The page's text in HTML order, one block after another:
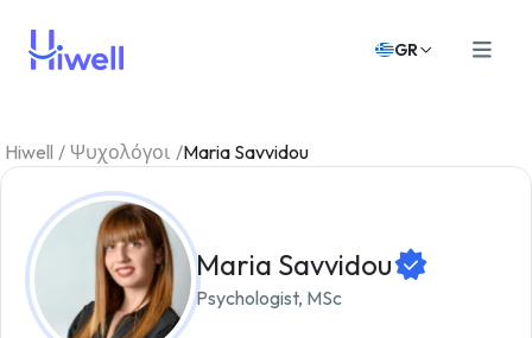
GR
Hiwell / Ψυχολόγοι /Maria Savvidou
Maria Savvidou
Psychologist, MSc